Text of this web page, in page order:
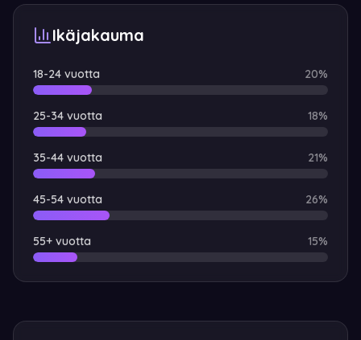
Ikäjakauma
18-24 vuotta 20%
25-34 vuotta 18%
35-44 vuotta 21%
45-54 vuotta 26%
55+ vuotta 15%